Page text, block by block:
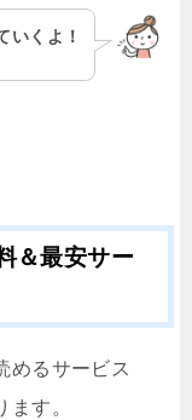
いくよ！
＆最安サー
めるサービス
す。